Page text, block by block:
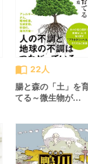
import_contacts 22人
腸と森の「土」を
てる～微生物が...